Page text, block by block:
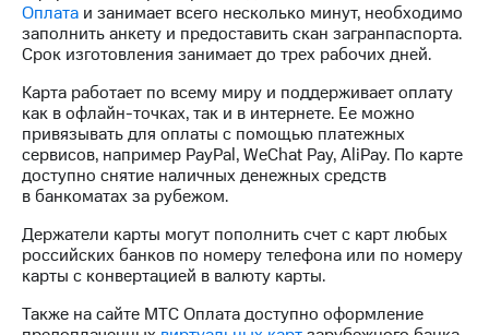
Пригласить
спикера
Корпоративное
управление
Корпоративный
секретарь
Раскрытие
Информация
акционерам
Документы
ПАО
"МТС"
Оплата и занимает всего несколько минут, необходимо
заполнить анкету и предоставить скан загранпаспорта.
Срок изготовления занимает до трех рабочих дней.
Карта работает по всему миру и поддерживает оплату
как в офлайн-точках, так и в интернете. Ее можно
привязывать для оплаты с помощью платежных
сервисов, например PayPal, WeChat Pay, AliPay. По карте
доступно снятие наличных денежных средств
в банкоматах за рубежом.
Держатели карты могут пополнить счет с карт любых
российских банков по номеру телефона или по номеру
карты с конвертацией в валюту карты.
Также на сайте МТС Оплата доступно оформление